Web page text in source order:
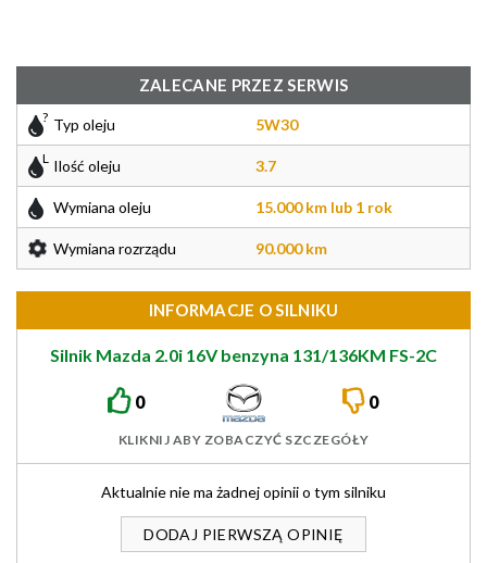
ZALECANE PRZEZ SERWIS
Typ oleju 5W30
Ilość oleju 3.7
Wymiana oleju 15.000 km lub 1 rok
Wymiana rozrządu 90.000 km
INFORMACJE O SILNIKU
Silnik Mazda 2.0i 16V benzyna 131/136KM FS-2C
0 0
KLIKNIJ ABY ZOBACZYĆ SZCZEGÓŁY
Aktualnie nie ma żadnej opinii o tym silniku
DODAJ PIERWSZĄ OPINIĘ